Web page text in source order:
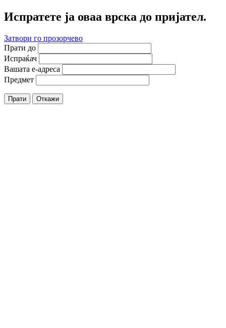
Испратете ја оваа врска до пријател.
Затвори го прозорчево
Прати до
Испраќач
Вашата е-адреса
Предмет
Прати Откажи